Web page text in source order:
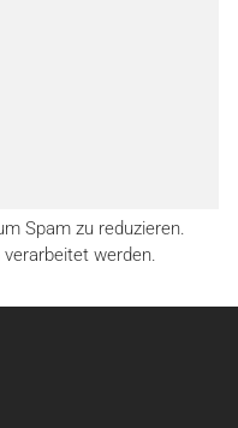
Spam zu reduzieren.
werden.